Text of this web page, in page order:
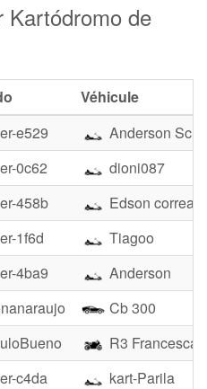
Kartódromo de
Véhicule
e529
Anderson
0c62
dioni087
458b
Edson correa
1f6d
Tiagoo
4ba9
Anderson
Cb 300
R3 Francesca
c4da kart-Parila